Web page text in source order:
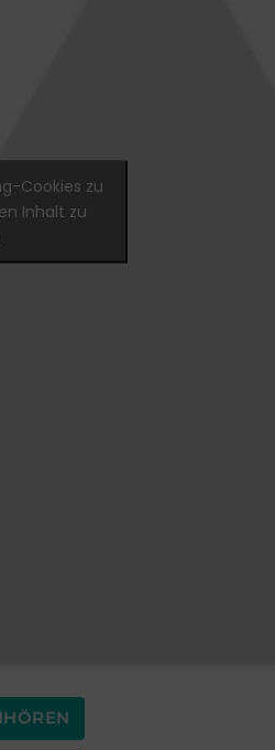
Cookies zu
Inhalt zu